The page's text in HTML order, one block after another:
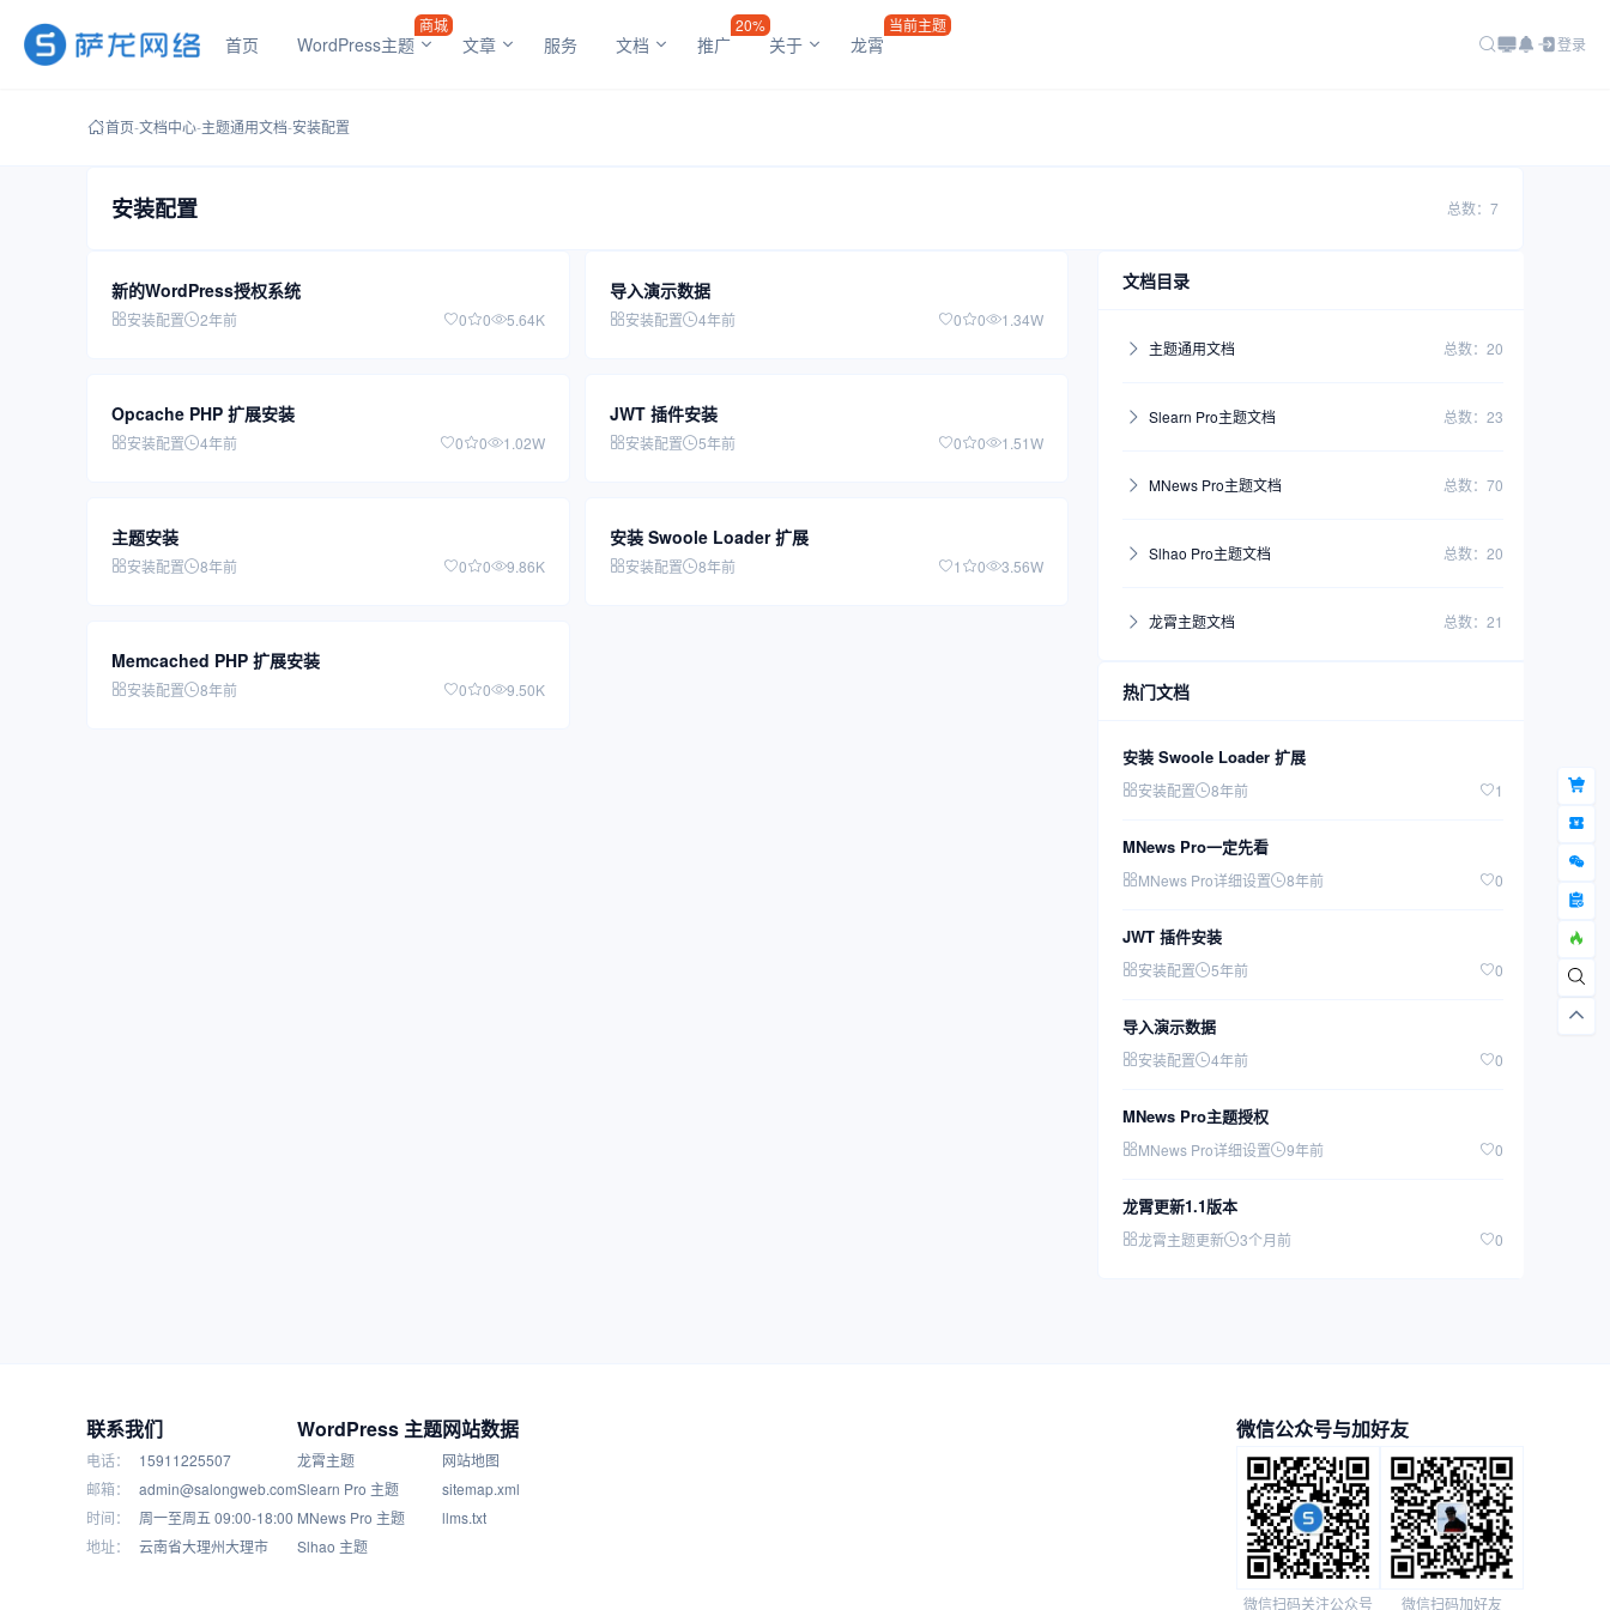
首页 WordPress主题
商城
文章 服务 文档 推广
20%
关于 龙霄
当前主题
登录
首页-文档中心-主题通用文档-安装配置
安装配置 总数：7
新的WordPress授权系统
安装配置 2年前 0 0 5.64K
导入演示数据
安装配置 4年前 0 0 1.34W
Opcache PHP 扩展安装
安装配置 4年前 0 0 1.02W
JWT 插件安装
安装配置 5年前 0 0 1.51W
主题安装
安装配置 8年前 0 0 9.86K
安装 Swoole Loader 扩展
安装配置 8年前 1 0 3.56W
Memcached PHP 扩展安装
安装配置 8年前 0 0 9.50K
文档目录
主题通用文档 总数：20
Slearn Pro主题文档 总数：23
MNews Pro主题文档 总数：70
Slhao Pro主题文档 总数：20
龙霄主题文档 总数：21
热门文档
安装 Swoole Loader 扩展
安装配置 8年前 1
MNews Pro一定先看
MNews Pro详细设置 8年前 0
JWT 插件安装
安装配置 5年前 0
导入演示数据
安装配置 4年前 0
MNews Pro主题授权
MNews Pro详细设置 9年前 0
龙霄更新1.1版本
龙霄主题更新 3个月前 0
联系我们
电话：
15911225507
邮箱：
admin@salongweb.com
时间：
周一至周五 09:00-18:00
地址：
云南省大理州大理市
WordPress 主题
龙霄主题
Slearn Pro 主题
MNews Pro 主题
Slhao 主题
网站数据
网站地图
sitemap.xml
llms.txt
微信公众号与加好友
微信扫码关注公众号 微信扫码加好友